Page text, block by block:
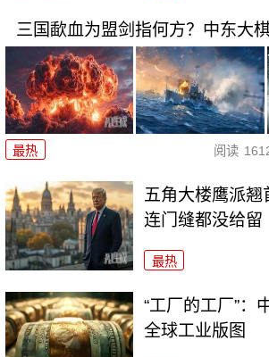
三国歃血为盟剑指何方？中东大
最热 阅读
五角大楼鹰派翘
连门缝都没给留
最热
“工厂的工厂”：
全球工业版图